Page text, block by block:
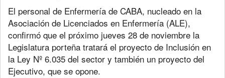
El personal de Enfermería de CABA, nucleado en la
Asociación de Licenciados en Enfermería (ALE),
confirmó que el próximo jueves 28 de noviembre la
Legislatura porteña tratará el proyecto de Inclusión en
la Ley Nº 6.035 del sector y también un proyecto del
Ejecutivo, que se opone.